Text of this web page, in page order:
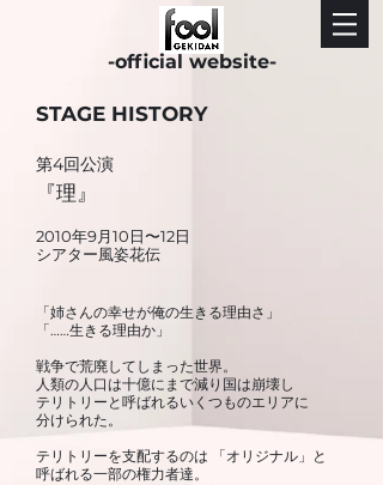
-official website-
STAGE HISTORY
​第4回公演
『理』
2010年9月10日〜12日
シアター風姿花伝
「姉さんの幸せが俺の生きる理由さ」
「……生きる理由か」
戦争で荒廃してしまった世界。
人類の人口は十億にまで減り国は崩壊し
テリトリーと呼ばれるいくつものエリアに
分けられた。
テリトリーを支配するのは 「オリジナル」と
呼ばれる一部の権力者達。